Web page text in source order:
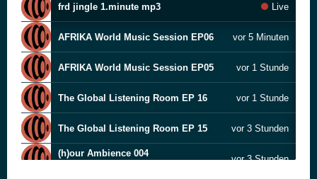
frd jingle 1.minute mp3 Live
AFRIKA World Music Session EP06 vor 5 Minuten
AFRIKA World Music Session EP05 vor 1 Stunde
The Global Listening Room EP 16 vor 1 Stunde
The Global Listening Room EP 15 vor 3 Stunden
(h)our Ambience 004
vor 3 Stunden